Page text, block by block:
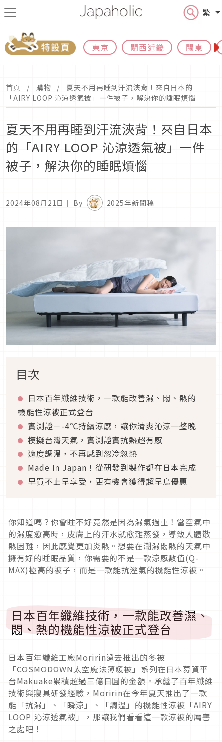
繁
東京 關西近畿 關東
首頁 購物
夏天不用再睡到汗流浹背！來自日本的
「AIRY LOOP 沁涼透氣被」一件被子，解決你的睡眠煩惱
夏天不用再睡到汗流浹背！來自日本
的「AIRY LOOP 沁涼透氣被」一件
被子，解決你的睡眠煩惱
2024年08月21日 ｜ By 2025年新聞稿
目次
日本百年纖維技術，一款能改善濕、悶、熱的
機能性涼被正式登台
實測證－-4℃持續涼感，讓你清爽沁涼一整晚
模擬台灣天氣，實測證實抗熱超有感
適度調溫，不再感到忽冷忽熱
Made In Japan！從研發到製作都在日本完成
早買不止早享受，更有機會獲得超早鳥優惠
你知道嗎？你會睡不好竟然是因為濕氣過重！當空氣中
的濕度愈高時，皮膚上的汗水就愈難蒸發，導致人體散
熱困難，因此感覺更加炎熱。想要在潮濕悶熱的天氣中
擁有好的睡眠品質，你需要的不是一款涼感數值(Q-
MAX)極高的被子，而是一款能抗溼氣的機能性涼被。
日本百年纖維技術，一款能改善濕、
悶、熱的機能性涼被正式登台
日本百年纖維工廠Moririn過去推出的冬被
「COSMODOWN太空魔法薄暖被」系列在日本募資平
台Makuake累積超過三億日圓的金額。承繼了百年纖維
技術與寢具研發經驗，Moririn在今年夏天推出了一款
能「抗濕」、「瞬涼」、「調溫」的機能性涼被「AIRY
LOOP 沁涼透氣被」，那讓我們看看這一款涼被的厲害
之處吧！